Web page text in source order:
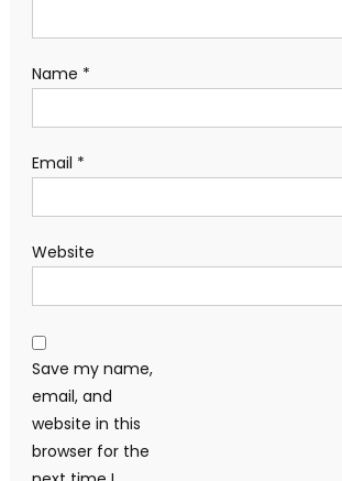
Name *
Email *
Website
Save my name,
email, and
website in this
browser for the